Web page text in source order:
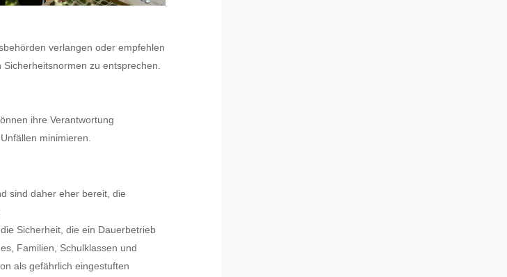
verlangen oder empfehlen
zu entsprechen.
ihre Verantwortung
minimieren.
sind daher eher bereit, die
Sicherheit, die ein Dauerbetrieb
Familien, Schulklassen und
als gefährlich eingestuften